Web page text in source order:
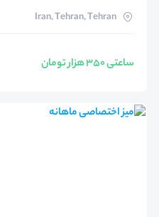
Iran, Tehran, Tehran
ساعتی ۳۵۰ هزار تومان